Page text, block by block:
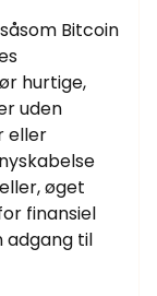
Bitcoin
hurtige,
uden
eller
øget
finansiel
adgang til